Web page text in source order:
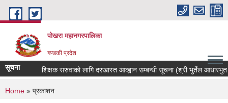
Skip to main content
पोखरा महानगरपालिका
गण्डकी प्रदेश
सूचना शिक्षक सरुवाको लागि दरखास्त आव्ह्वान सम्बन्धी सूचना (श्री भुर्तेल आधारभुत
You are here
Home » प्रकाशन